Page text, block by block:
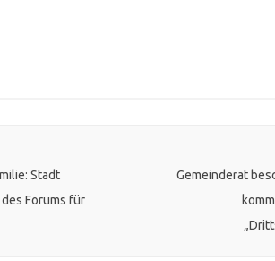
Stadt
Forums für
Gemeinderat